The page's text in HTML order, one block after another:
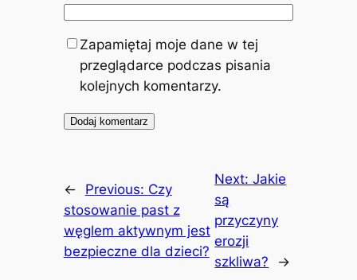
Zapamiętaj moje dane w tej
przeglądarce podczas pisania
kolejnych komentarzy.
← Previous: Czy
stosowanie past z
węglem aktywnym jest
bezpieczne dla dzieci?
Next:Jakie
są
przyczyny
erozji
szkliwa?
→